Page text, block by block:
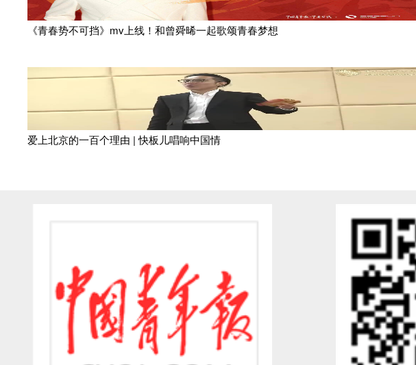
《青春势不可挡》mv上线！和曾舜晞一起歌颂青春梦想
爱上北京的一百个理由 | 快板儿唱响中国情